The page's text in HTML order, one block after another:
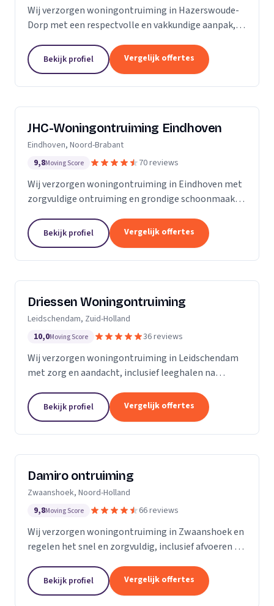
Wij verzorgen woningontruiming in Hazerswoude-
Dorp met een respectvolle en vakkundige aanpak,
Bekijk profiel Vergelijk offertes
JHC-Woningontruiming Eindhoven
Eindhoven, Noord-Brabant
9,8Moving Score 70 reviews
Wij verzorgen woningontruiming in Eindhoven met
zorgvuldige ontruiming en grondige schoonmaak
Bekijk profiel Vergelijk offertes
Driessen Woningontruiming
Leidschendam, Zuid-Holland
10,0Moving Score 36 reviews
Wij verzorgen woningontruiming in Leidschendam
met zorg en aandacht, inclusief leeghalen na
Bekijk profiel Vergelijk offertes
Damiro ontruiming
Zwaanshoek, Noord-Holland
9,8Moving Score 66 reviews
Wij verzorgen woningontruiming in Zwaanshoek en
regelen het snel en zorgvuldig, inclusief afvoeren en
Bekijk profiel Vergelijk offertes